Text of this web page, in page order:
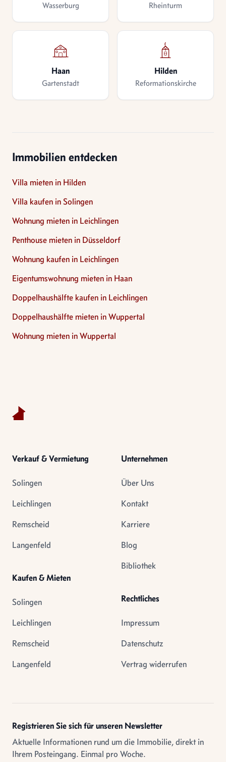
Wasserburg Rheinturm
Haan
Gartenstadt
Hilden
Reformationskirche
Immobilien entdecken
Villa mieten in Hilden
Villa kaufen in Solingen
Wohnung mieten in Leichlingen
Penthouse mieten in Düsseldorf
Wohnung kaufen in Leichlingen
Eigentumswohnung mieten in Haan
Doppelhaushälfte kaufen in Leichlingen
Doppelhaushälfte mieten in Wuppertal
Wohnung mieten in Wuppertal
Verkauf & Vermietung
Solingen
Leichlingen
Remscheid
Langenfeld
Kaufen & Mieten
Solingen
Leichlingen
Remscheid
Langenfeld
Unternehmen
Über Uns
Kontakt
Karriere
Blog
Bibliothek
Rechtliches
Impressum
Datenschutz
Vertrag widerrufen
Registrieren Sie sich für unseren Newsletter
Aktuelle Informationen rund um die Immobilie, direkt in
Ihrem Posteingang. Einmal pro Woche.